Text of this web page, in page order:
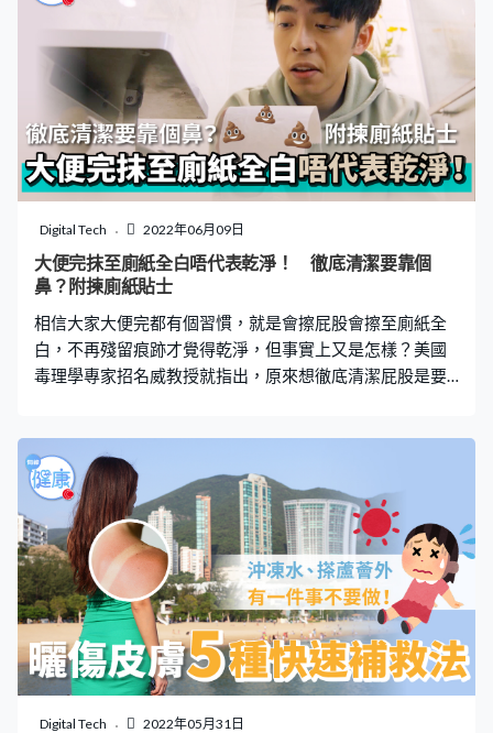
個人身體狀況，帶有各種不同病菌，例如金黃色葡萄球
菌、沙門氏桿菌、退伍軍人菌、仙人掌桿菌等。而且這些
病菌會不停繁殖，加上浴室往往都是家中最潮濕的地方，
因此更有利病菌滋生。 毛巾一周不洗病菌量高達上億 研究
顯示，三天不洗毛巾，其病菌量達約8千萬個，等同是用馬
桶抹身，如果一周不洗，病菌量更高達上億個，遑論很多
人是把毛巾放足一個月，甚至出現異味才清洗。 如果經常
使用沒有清洗的毛巾，皮膚除了容易出現過敏外，還會引
致毛囊炎、脫髮等皮膚問題。同時，也有機會導致陰道感
染、下泌尿道感染、甚至進一步向上，引起腎盂腎炎等上
泌尿道感染。 共用毛巾是禁忌 毛巾會隨著使用者的身體狀
就有可能成為該病菌的溫床，導致另一
Digital Tech 2022年06月09日
大便完抹至廁紙全白唔代表乾淨！ 徹底清潔要靠個
鼻？附揀廁紙貼士
相信大家大便完都有個習慣，就是會擦屁股會擦至廁紙全
白，不再殘留痕跡才覺得乾淨，但事實上又是怎樣？美國
毒理學專家招名威教授就指出，原來想徹底清潔屁股是要
上有些人可能會大力擦拭，從而令肛門皮膚受傷，導致紅
腫、疼痛、破皮、流血等問題，如果肛門長期過度擦拭，
就會引致細菌感染。 由於肛門皮膚含多種腸內細菌，如果
長期有傷口，細菌就可能會沿著肛門進入腺體，造成腺體
局部感染，形成發炎、腫脹、化膿等症狀，成為肛門膿
瘍，像肛門長青春痘，令患者感到腫脹疼痛。如未有及時
處置，膿瘍可能會在皮膚組織裡破掉，造成肛門廔管。 大
便難擦是健康警訊 如果你發現大便難擦乾淨，質地細而
軟，感覺又總是未排乾淨，而且又容易黏在馬桶不易沖
走，那就有可能是腸胃濕熱所引起的問題。 成因與日常飲
食有關，包括經常大魚大肉，進食高油高蛋白質等食物，
Digital Tech 2022年05月31日